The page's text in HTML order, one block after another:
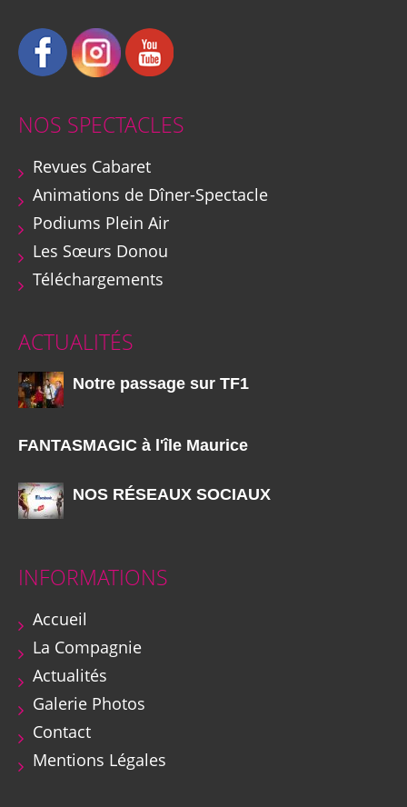
NOS SPECTACLES
Revues Cabaret
Animations de Dîner-Spectacle
Podiums Plein Air
Les Sœurs Donou
Téléchargements
ACTUALITÉS
Notre passage sur TF1
FANTASMAGIC à l'île Maurice
NOS RÉSEAUX SOCIAUX
INFORMATIONS
Accueil
La Compagnie
Actualités
Galerie Photos
Contact
Mentions Légales